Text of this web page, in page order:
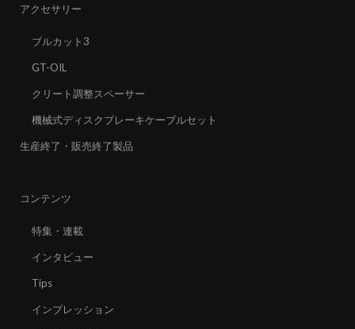
アクセサリー
ブルカット3
GT-OIL
クリート調整スペーサー
機械式ディスクブレーキケーブルセット
生産終了・販売終了製品
コンテンツ
特集・連載
インタビュー
Tips
インプレッション